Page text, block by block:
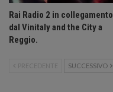
Rai Radio 2 in collegamento
dal Vinitaly and the City a
Reggio.
PRECEDENTE SUCCESSIVO